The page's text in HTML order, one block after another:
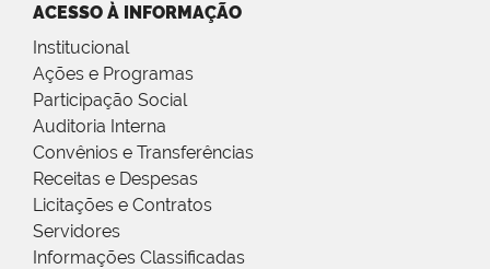
ACESSO À INFORMAÇÃO
Institucional
Ações e Programas
Participação Social
Auditoria Interna
Convênios e Transferências
Receitas e Despesas
Licitações e Contratos
Servidores
Informações Classificadas